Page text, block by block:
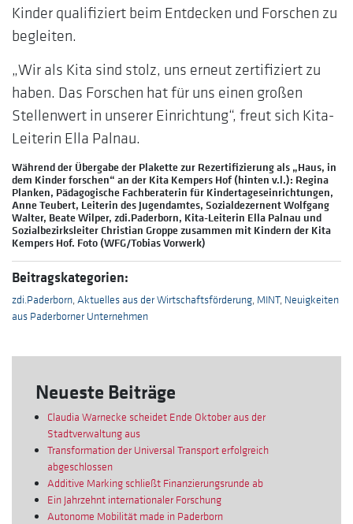
Kinder qualifiziert beim Entdecken und Forschen zu
begleiten.
„Wir als Kita sind stolz, uns erneut zertifiziert zu
haben. Das Forschen hat für uns einen großen
Stellenwert in unserer Einrichtung“, freut sich Kita-
Leiterin Ella Palnau.
Während der Übergabe der Plakette zur Rezertifizierung als „Haus, in
dem Kinder forschen“ an der Kita Kempers Hof (hinten v.l.): Regina
Planken, Pädagogische Fachberaterin für Kindertageseinrichtungen,
Anne Teubert, Leiterin des Jugendamtes, Sozialdezernent Wolfgang
Walter, Beate Wilper, zdi.Paderborn, Kita-Leiterin Ella Palnau und
Sozialbezirksleiter Christian Groppe zusammen mit Kindern der Kita
Kempers Hof. Foto (WFG/Tobias Vorwerk)
Beitragskategorien:
zdi.Paderborn,Aktuelles aus der Wirtschaftsförderung, MINT, Neuigkeiten
aus Paderborner Unternehmen
Neueste Beiträge
Claudia Warnecke scheidet Ende Oktober aus der
Stadtverwaltung aus
Transformation der Universal Transport erfolgreich
abgeschlossen
Additive Marking schließt Finanzierungsrunde ab
Ein Jahrzehnt internationaler Forschung
Autonome Mobilität made in Paderborn